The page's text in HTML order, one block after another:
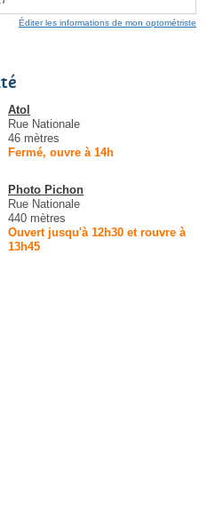
Éditer les informations de mon optométriste
Atol
Rue Nationale
46 mètres
Fermé, ouvre à 14h
Photo Pichon
Rue Nationale
440 mètres
Ouvert jusqu'à 12h30 et rouvre à
13h45